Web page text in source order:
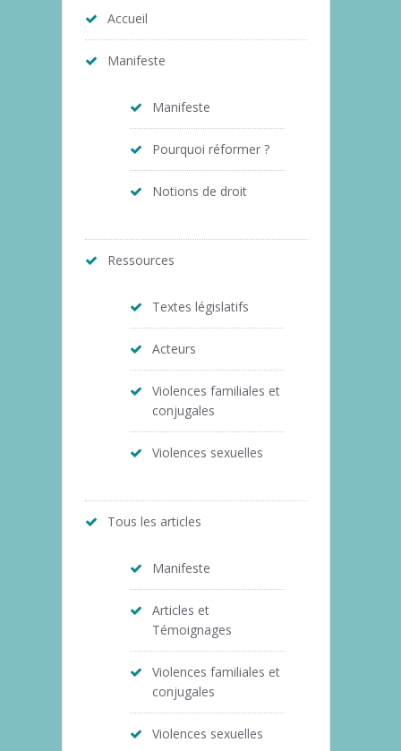
Accueil
Manifeste
Manifeste
Pourquoi réformer ?
Notions de droit
Ressources
Textes législatifs
Acteurs
Violences familiales et
conjugales
Violences sexuelles
Tous les articles
Manifeste
Articles et
Témoignages
Violences familiales et
conjugales
Violences sexuelles